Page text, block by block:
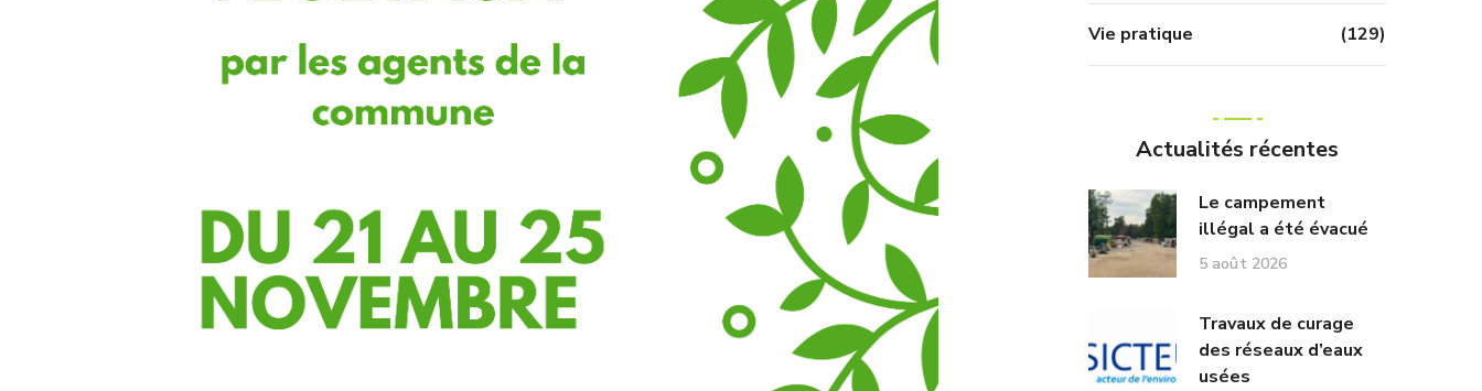
Vie pratique (129)
Actualités récentes
Le campement
illégal a été évacué
5 août 2026
Travaux de curage
des réseaux d’eaux
usées